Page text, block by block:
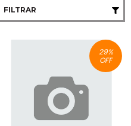
FILTRAR
29%
OFF